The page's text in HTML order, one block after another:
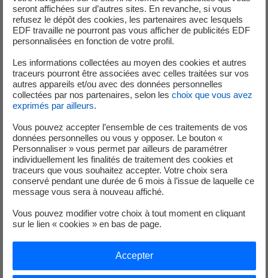
Les parcours « L’Aventure d’Arthur et Frieda » et « Les
Gardiens du Courant » permettront aux visiteurs
d’explorer le territoire de Gambsheim à travers des
énigmes passionnantes et une histoire immersive,
renforçant les liens entre les deux rives du Rhin.
La Journée de la Nature, du Patrimoine et de l’Eau
marquera officiellement le lancement des deux
parcours à Gambsheim avecun programme riche et
convivial qui débutera à 9h30avec de nombreuses
animations pour les petits et les grands devant la centrale
Inauguration des nouveaux circuits
Rhin",
visites de la centrale hydroélectrique (sur
inscription),
seront affichées sur d’autres sites. En revanche, si vous
refusez le dépôt des cookies, les partenaires avec lesquels
EDF travaille ne pourront pas vous afficher de publicités EDF
personnalisées en fonction de votre profil.
Les informations collectées au moyen des cookies et autres
traceurs pourront être associées avec celles traitées sur vos
autres appareils et/ou avec des données personnelles
collectées par nos partenaires, selon les choix que vous avez
exprimés par ailleurs.
Vous pouvez accepter l’ensemble de ces traitements de vos
données personnelles ou vous y opposer. Le bouton «
Personnaliser » vous permet par ailleurs de paramétrer
individuellement les finalités de traitement des cookies et
traceurs que vous souhaitez accepter. Votre choix sera
conservé pendant une durée de 6 mois à l’issue de laquelle ce
message vous sera à nouveau affiché.
Vous pouvez modifier votre choix à tout moment en cliquant
sur le lien « cookies » en bas de page.
Accepter